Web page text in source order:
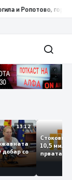
Ропотово, горат
13:12
државната
добар со
10,5